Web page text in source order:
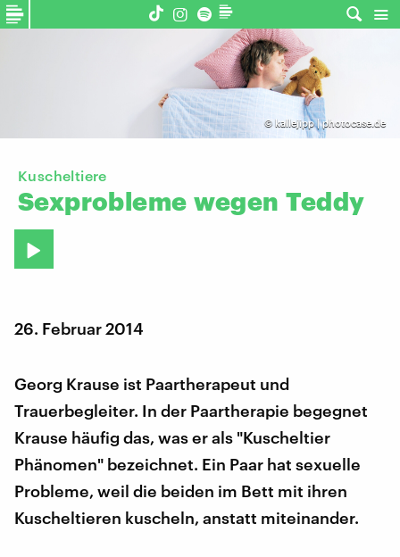
© kallejipp | photocase.de
Kuscheltiere
Sexprobleme wegen Teddy
26. Februar 2014
Georg Krause ist Paartherapeut und
Trauerbegleiter. In der Paartherapie begegnet
Krause häufig das, was er als "Kuscheltier
Phänomen" bezeichnet. Ein Paar hat sexuelle
Probleme, weil die beiden im Bett mit ihren
Kuscheltieren kuscheln, anstatt miteinander.